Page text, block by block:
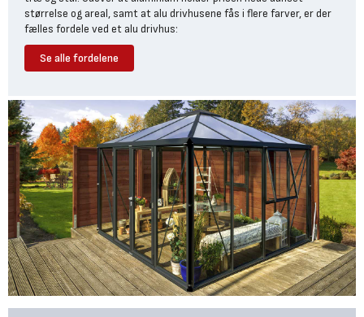
størrelse og areal, samt at alu drivhusene fås i flere farver, er der
fælles fordele ved et alu drivhus:
Det er holdbart:
udsvingene i temperatur og fugt, som et drivhus udsættes for -
sollys eller fugtighed, som du vil opleve med træ.
Lette byggematerialer:Et drivhus af aluminium er er nemt at
montere, afmontere og flytte, fordi det er lettere end hvis det er
bygge af fx. træ eller stål. Selvom det er let, er det stadig stærkt
og holdbart.
Stort set vedligeholdelsesfri:Der er en grund til at alu drivhuset
er klassisk og synligt i mange haver: Et aluminiums drivhus er nemt
at vedligeholde, kræver ikke maling eller lakering for at beskytte
det mod vejret.
God isolering:Aluminium er en fremragende termisk isolator. Det
betyder, at det vil hjælpe med at opretholde en konstant
temperatur inde i drivhuset. Dette er vigtigt for at skabe et
optimal
Se alle fordelene